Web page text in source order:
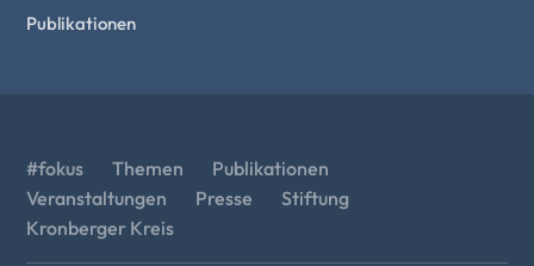
Publikationen
#fokus Themen
Publikationen
Veranstaltungen
Presse
Stiftung
Kronberger Kreis